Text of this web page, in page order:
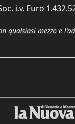
i.v. Euro
qualsiasi mezzo e